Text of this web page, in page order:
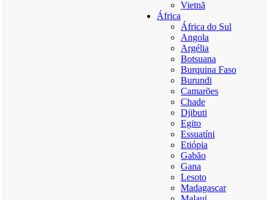
Vietnã
África
África do Sul
Angola
Argélia
Botsuana
Burquina Faso
Burundi
Camarões
Chade
Djibuti
Egito
Essuatíni
Etiópia
Gabão
Gana
Lesoto
Madagascar